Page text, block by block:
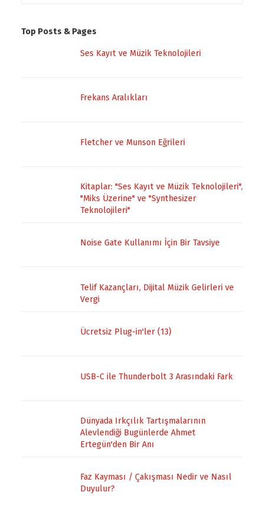
Top Posts & Pages
Ses Kayıt ve Müzik Teknolojileri
Frekans Aralıkları
Fletcher ve Munson Eğrileri
Kitaplar: "Ses Kayıt ve Müzik Teknolojileri",
"Miks Üzerine" ve "Synthesizer
Teknolojileri"
Noise Gate Kullanımı İçin Bir Tavsiye
Telif Kazançları, Dijital Müzik Gelirleri ve
Vergi
Ücretsiz Plug-in'ler (13)
USB-C ile Thunderbolt 3 Arasındaki Fark
Dünyada Irkçılık Tartışmalarının
Alevlendiği Bugünlerde Ahmet
Ertegün'den Bir Anı
Faz Kayması / Çakışması Nedir ve Nasıl
Duyulur?